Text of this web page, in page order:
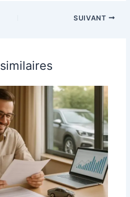
SUIVANT